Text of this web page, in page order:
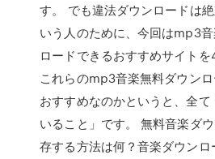
す。 でも違法ダウンロードは
いう人のために、今回はmp3
ロードできるおすすめサイトを
これらのmp3音楽無料ダウン
おすすめなのかというと、全
いること」です。 無料音楽ダ
存する方法は何？音楽ダウンロ